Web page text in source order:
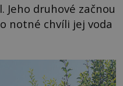
Jeho druhové začnou
notné chvíli jej voda